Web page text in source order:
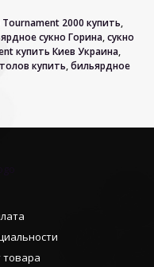
2000 купить,
сукно Горина,сукно
купить Киев Украина,
купить,бильярдное